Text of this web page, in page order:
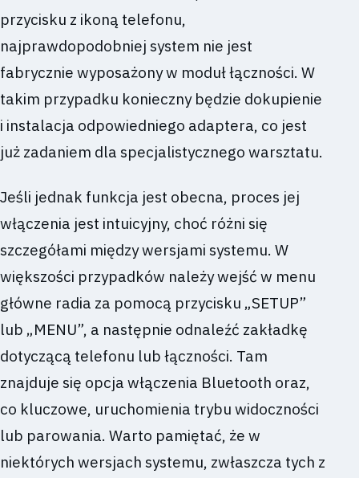
przycisku z ikoną telefonu,
najprawdopodobniej system nie jest
fabrycznie wyposażony w moduł łączności. W
takim przypadku konieczny będzie dokupienie
i instalacja odpowiedniego adaptera, co jest
już zadaniem dla specjalistycznego warsztatu.
Jeśli jednak funkcja jest obecna, proces jej
włączenia jest intuicyjny, choć różni się
szczegółami między wersjami systemu. W
większości przypadków należy wejść w menu
główne radia za pomocą przycisku „SETUP”
lub „MENU”, a następnie odnaleźć zakładkę
dotyczącą telefonu lub łączności. Tam
znajduje się opcja włączenia Bluetooth oraz,
co kluczowe, uruchomienia trybu widoczności
lub parowania. Warto pamiętać, że w
niektórych wersjach systemu, zwłaszcza tych z